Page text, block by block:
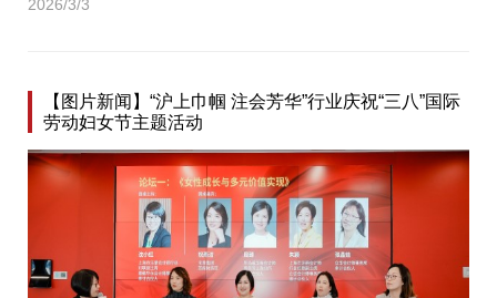
2026/3/3
【图片新闻】“沪上巾帼 注会芳华”行业庆祝“三八”国际
劳动妇女节主题活动